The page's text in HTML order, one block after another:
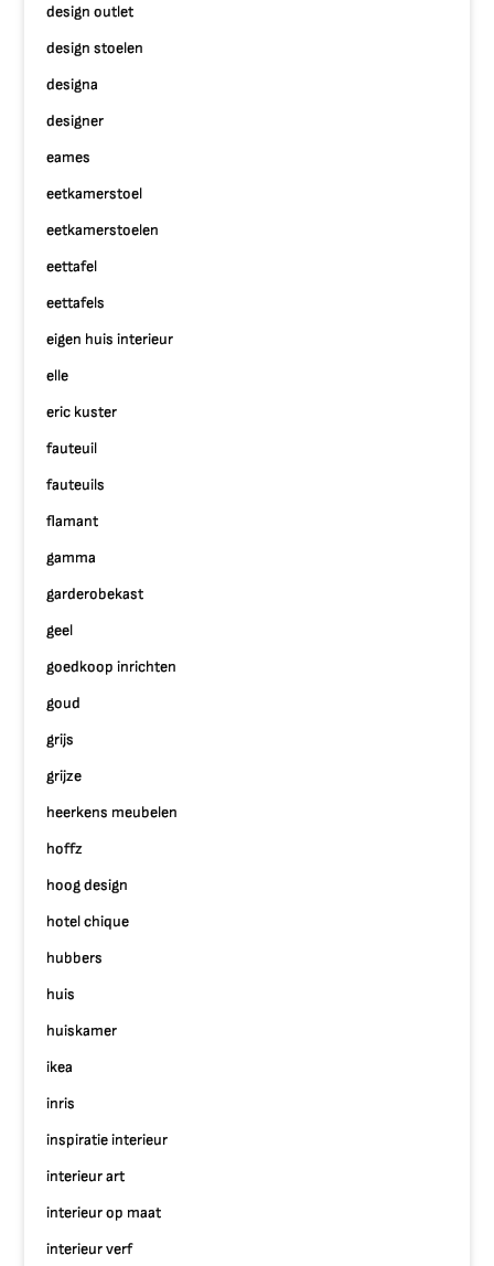
design outlet
design stoelen
designa
designer
eames
eetkamerstoel
eetkamerstoelen
eettafel
eettafels
eigen huis interieur
elle
eric kuster
fauteuil
fauteuils
flamant
gamma
garderobekast
geel
goedkoop inrichten
goud
grijs
grijze
heerkens meubelen
hoffz
hoog design
hotel chique
hubbers
huis
huiskamer
ikea
inris
inspiratie interieur
interieur art
interieur op maat
interieur verf